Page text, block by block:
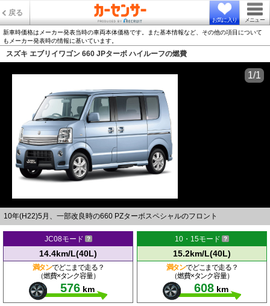
戻る
お気に入り メニュー
新車時価格はメーカー発表当時の車両本体価格です。また基本情報など、その他の項目について
もメーカー発表時の情報に基いています。
スズキ エブリイワゴン 660 JPターボ ハイルーフの燃費
10年(H22)5月、一部改良時の660 PZターボスペシャルのフロント
1/1
JC08モード
14.4km/L(40L)
満タンでどこまで走る？
（燃費×タンク容量）
576 km
10・15モード
15.2km/L(40L)
満タンでどこまで走る？
（燃費×タンク容量）
608 km